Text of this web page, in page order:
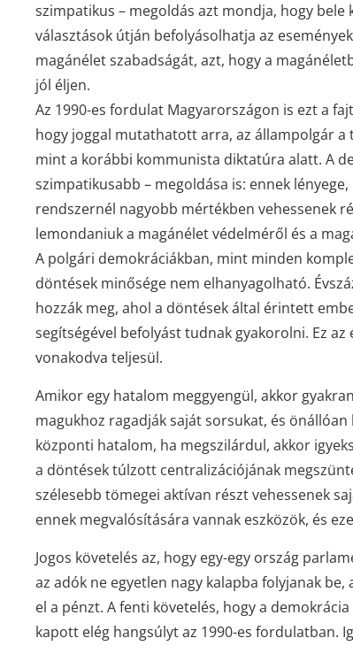
szimpatikus – megoldás azt mondja, hogy
választások útján befolyásolhatja az
magánélet szabadságát, azt, hogy a
jól éljen.
Az 1990-es fordulat Magyarországon is ezt a
hogy joggal mutathatott arra, az állampolgár
mint a korábbi kommunista diktatúra alatt. A
szimpatikusabb – megoldása is: ennek
rendszernél nagyobb mértékben vehessenek
lemondaniuk a magánélet védelméről és a
A polgári demokráciákban, mint minden
döntések minősége nem elhanyagolható.
hozzák meg, ahol a döntések által érintett
segítségével befolyást tudnak gyakorolni. Ez
vonakodva teljesül.
Amikor egy hatalom meggyengül, akkor
magukhoz ragadják saját sorsukat, és
központi hatalom, ha megszilárdul, akkor
a döntések túlzott centralizációjának
szélesebb tömegei aktívan részt vehessenek
ennek megvalósítására vannak eszközök, és
Jogos követelés az, hogy egy-egy ország
az adók ne egyetlen nagy kalapba folyjanak
el a pénzt. A fenti követelés, hogy a
kapott elég hangsúlyt az 1990-es fordulatban.